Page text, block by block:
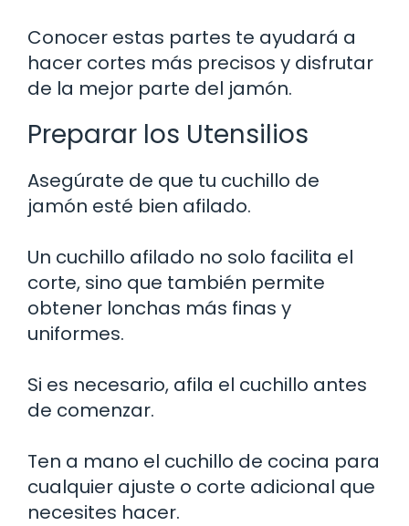
Conocer estas partes te ayudará a
hacer cortes más precisos y disfrutar
de la mejor parte del jamón.
Preparar los Utensilios
Asegúrate de que tu cuchillo de
jamón esté bien afilado.
Un cuchillo afilado no solo facilita el
corte, sino que también permite
obtener lonchas más finas y
uniformes.
Si es necesario, afila el cuchillo antes
de comenzar.
Ten a mano el cuchillo de cocina para
cualquier ajuste o corte adicional que
necesites hacer.